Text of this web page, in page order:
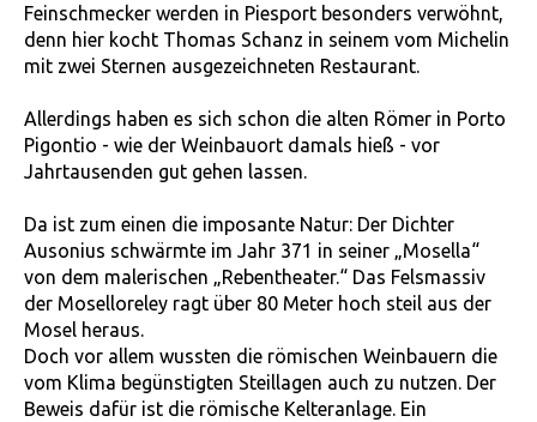
Feinschmecker werden in Piesport besonders verwöhnt,
denn hier kocht Thomas Schanz in seinem vom Michelin
mit zwei Sternen ausgezeichneten Restaurant.
Allerdings haben es sich schon die alten Römer in Porto
Pigontio - wie der Weinbauort damals hieß - vor
Jahrtausenden gut gehen lassen.
Da ist zum einen die imposante Natur: Der Dichter
Ausonius schwärmte im Jahr 371 in seiner „Mosella“
von dem malerischen „Rebentheater.“ Das Felsmassiv
der Moselloreley ragt über 80 Meter hoch steil aus der
Mosel heraus.
Doch vor allem wussten die römischen Weinbauern die
vom Klima begünstigten Steillagen auch zu nutzen. Der
Beweis dafür ist die römische Kelteranlage. Ein